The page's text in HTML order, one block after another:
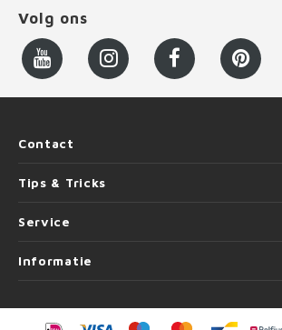
Volg ons
Contact
Tips & Tricks
Service
Informatie